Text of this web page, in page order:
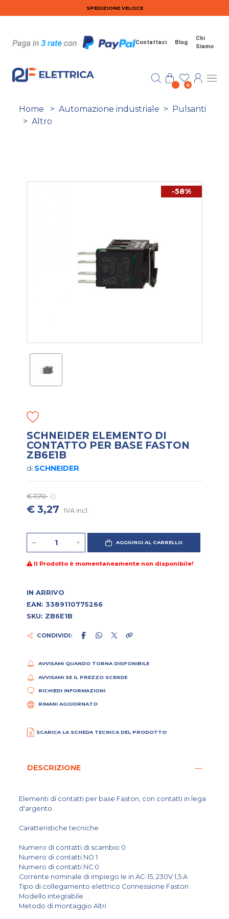
Salta al contenuto principaleSPEDIZIONE VELOCE
Contattaci Blog
Chi
Siamo
0
Home > Automazione industriale >
Pulsanti
> Altro
-58%
SCHNEIDER ELEMENTO DI
CONTATTO PER BASE FASTON
ZB6E1B
di SCHNEIDER
€ 7,70
€ 3,27 IVA incl.
AGGIUNGI AL CARRELLO
Il Prodotto è momentaneamente non disponibile!
IN ARRIVO
EAN: 3389110775266
SKU: ZB6E1B
CONDIVIDI:
AVVISAMI QUANDO TORNA DISPONIBILE
AVVISAMI SE IL PREZZO SCENDE
RICHIEDI INFORMAZIONI
RIMANI AGGIORNATO
SCARICA LA SCHEDA TECNICA DEL PRODOTTO
DESCRIZIONE
Elementi di contatti per base Faston, con contatti in lega
d'argento.
Caratteristiche tecniche
Numero di contatti di scambio 0
Numero di contatti NO 1
Numero di contatti NC 0
Corrente nominale di impiego Ie in AC-15, 230V 1,5 A
Tipo di collegamento elettrico Connessione Faston
Modello integrabile
Metodo di montaggio Altri